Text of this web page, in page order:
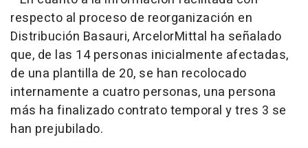
respecto al proceso de reorganización en
Distribución Basauri, ArcelorMittal ha señalado
que, de las 14 personas inicialmente afectadas,
de una plantilla de 20, se han recolocado
internamente a cuatro personas, una persona
más ha finalizado contrato temporal y tres 3 se
han prejubilado.